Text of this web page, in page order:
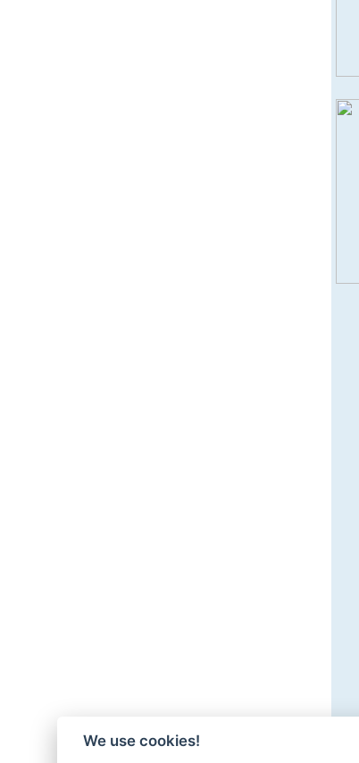
We use cookies!